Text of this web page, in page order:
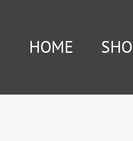
HOME